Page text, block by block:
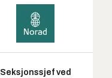
Seksjonssjef ved